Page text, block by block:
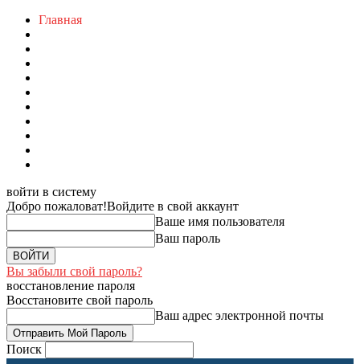
Главная
войти в систему
Добро пожаловат!Войдите в свой аккаунт
Ваше имя пользователя
Ваш пароль
Вы забыли свой пароль?
восстановление пароля
Восстановите свой пароль
Ваш адрес электронной почты
Поиск